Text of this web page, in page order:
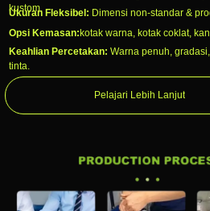
Opsi Kemasan: kotak warna, kotak coklat,
Ukuran Fleksibel: Dimensi non-standar &
kustom.
Pelajari Lebih Lanjut
Keahlian Percetakan: Warna penuh,
tinta.